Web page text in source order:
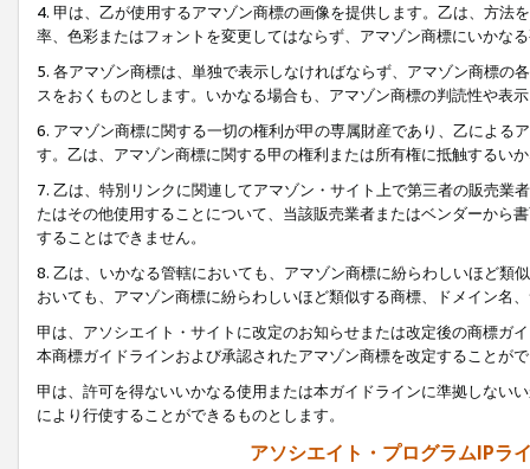
4. 甲は、乙が使用するアマゾン商標の画像を提供します。乙は、方
率、色彩またはフォントを変更してはならず、アマゾン商標にいかな
5. 各アマゾン商標は、単独で表示しなければならず、アマゾン商標
スをおくものとします。いかなる場合も、アマゾン商標の判読性や表
6. アマゾン商標に関する一切の権利が甲の専属財産であり、乙による
す。乙は、アマゾン商標に関する甲の権利または所有権に抵触するい
7. 乙は、特別リンクに関連してアマゾン・サイト上で第三者の販売
たはその他使用することについて、当該販売業者またはベンダーから
することはできません。
8. 乙は、いかなる管轄においても、アマゾン商標に紛らわしいほど類
おいても、アマゾン商標に紛らわしいほど類似する商標、ドメイン名
甲は、アソシエイト・サイトに改定のお知らせまたは改定後の商標ガ
本商標ガイドラインおよび承認されたアマゾン商標を改定することが
甲は、許可を得ないいかなる使用または本ガイドラインに準拠しない
により行使することができるものとします。
アソシエイト・プログラムIPラ